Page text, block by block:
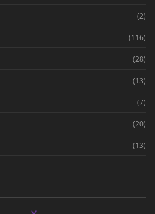
(2)
(116)
(28)
(13)
(7)
(20)
(13)